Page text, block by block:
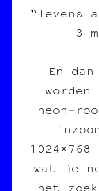
3
En
wat je
het